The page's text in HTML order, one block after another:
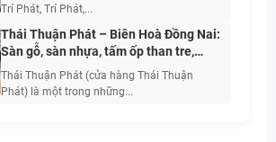
Trí Phát, Trí Phát,...
Thái Thuận Phát – Biên Hoà Đồng Nai:
Sàn gỗ, sàn nhựa, tấm ốp than tre,
PVC vân đá, phào chỉ
Thái Thuận Phát (cửa hàng Thái Thuận
Phát) là một trong những...